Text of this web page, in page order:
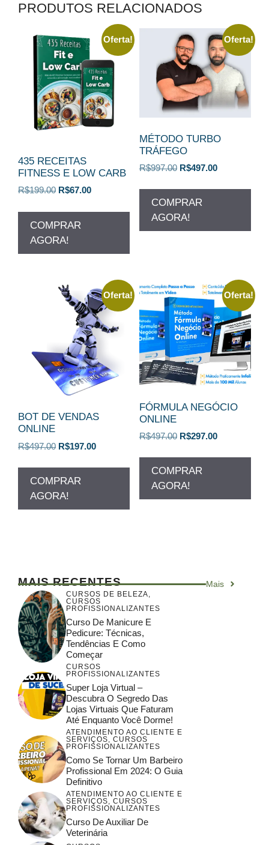
PRODUTOS RELACIONADOS
Oferta!
435 RECEITAS
FITNESS E LOW CARB
R$199.00 O
original
era:
R$199.00.
R$67.00O
atual
COMPRAR
AGORA!
Oferta!
MÉTODO TURBO
TRÁFEGO
R$997.00 O
era:
R$997.00.
R$497.00O
COMPRAR
AGORA!
Oferta!
BOT DE VENDAS
ONLINE
R$497.00 O
era:
R$497.00.
R$197.00O
COMPRAR
AGORA!
Oferta!
FÓRMULA NEGÓCIO
ONLINE
R$497.00 O
era:
R$497.00.
R$297.00O
COMPRAR
AGORA!
MAIS RECENTES Mais
CURSOS DE BELEZA,
CURSOS
PROFISSIONALIZANTES
Curso De Manicure E
Pedicure: Técnicas,
Tendências E Como
Começar
CURSOS
PROFISSIONALIZANTES
Super Loja Virtual –
Descubra O Segredo Das
Lojas Virtuais Que Faturam
Até Enquanto Você Dorme!
ATENDIMENTO AO CLIENTE E
SERVIÇOS, CURSOS
PROFISSIONALIZANTES
Como Se Tornar Um Barbeiro
Profissional Em 2024: O Guia
Definitivo
ATENDIMENTO AO CLIENTE E
SERVIÇOS, CURSOS
PROFISSIONALIZANTES
Curso De Auxiliar De
Veterinária